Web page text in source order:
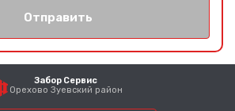
Отправить
Забор Сервис
Орехово Зуевский район